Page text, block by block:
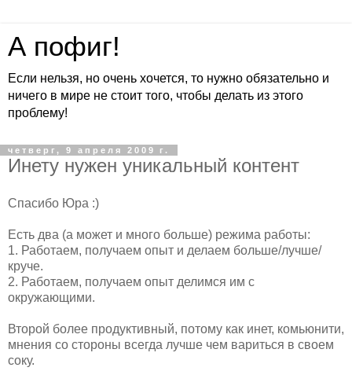
А пофиг!
Если нельзя, но очень хочется, то нужно обязательно и
ничего в мире не стоит того, чтобы делать из этого
проблему!
четверг, 9 апреля 2009 г.
Инету нужен уникальный контент
Спасибо Юра :)
Есть два (а может и много больше) режима работы:
1. Работаем, получаем опыт и делаем больше/лучше/
круче.
2. Работаем, получаем опыт делимся им с
окружающими.
Второй более продуктивный, потому как инет, комьюнити,
мнения со стороны всегда лучше чем вариться в своем
соку.